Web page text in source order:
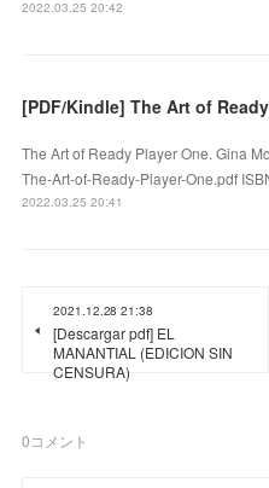
2022.03.25 20:42
The Art of Ready Player One. Gina
The-Art-of-Ready-Player-One.pdf
2022.03.25 20:41
2021.12.28 21:38
[Descargar pdf] EL
MANANTIAL (EDICION SIN
CENSURA)
0コメント